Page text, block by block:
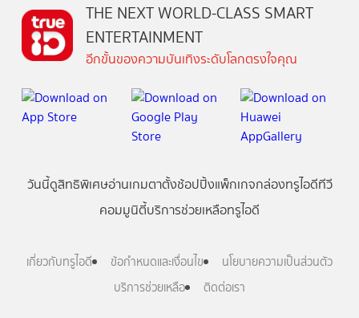
THE NEXT WORLD-CLASS SMART
ENTERTAINMENT
อีกขั้นของความบันเทิงระดับโลกตรงใจคุณ
วันนี้ดูสิทธิพิเศษอ่านเกมตาตั้งช้อปปิ้งแพ็กเกจกล่องทรูไอดีทีวี
คอมมูนิตี้บริการช่วยเหลือทรูไอดี
เกี่ยวกับทรูไอดี ข้อกำหนดและเงื่อนไข
นโยบายความเป็นส่วนตัว
บริการช่วยเหลือ
ติดต่อเรา